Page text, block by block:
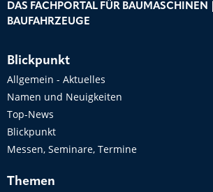
DAS FACHPORTAL FÜR BAUMASCHINEN
BAUFAHRZEUGE
Blickpunkt
Allgemein - Aktuelles
Namen und Neuigkeiten
Top-News
Blickpunkt
Messen, Seminare, Termine
Themen